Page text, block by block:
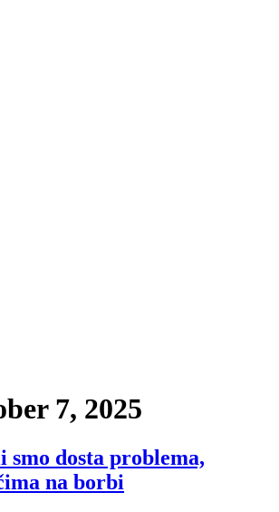
7, 2025
dosta problema,
na borbi